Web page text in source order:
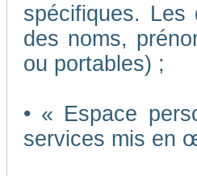
spécifiques. Les
des noms,
ou portables) ;
• « Espace
services mis en